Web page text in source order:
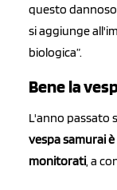
questo
si aggiunge
biologica”.
Bene la
L'anno passato
vespa samurai
monitorati, a